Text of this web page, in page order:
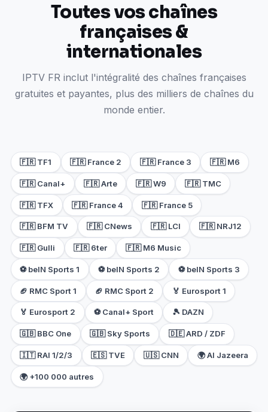
Toutes vos chaînes
françaises &
internationales
IPTV FR inclut l'intégralité des chaînes françaises
gratuites et payantes, plus des milliers de chaînes du
monde entier.
🇫🇷 TF1 🇫🇷 France 2 🇫🇷 France 3 🇫🇷 M6
🇫🇷 Canal+ 🇫🇷 Arte 🇫🇷 W9 🇫🇷 TMC
🇫🇷 TFX 🇫🇷 France 4 🇫🇷 France 5
🇫🇷 BFM TV 🇫🇷 CNews 🇫🇷 LCI 🇫🇷 NRJ12
🇫🇷 Gulli 🇫🇷 6ter 🇫🇷 M6 Music
⚽ beIN Sports 1 ⚽ beIN Sports 2 ⚽ beIN Sports 3
🏈 RMC Sport 1 🏈 RMC Sport 2 🏅 Eurosport 1
🏅 Eurosport 2 ⚽ Canal+ Sport 🎾 DAZN
🇬🇧 BBC One 🇬🇧 Sky Sports 🇩🇪 ARD / ZDF
🇮🇹 RAI 1/2/3 🇪🇸 TVE 🇺🇸 CNN 🌍 Al Jazeera
🌍 +100 000 autres